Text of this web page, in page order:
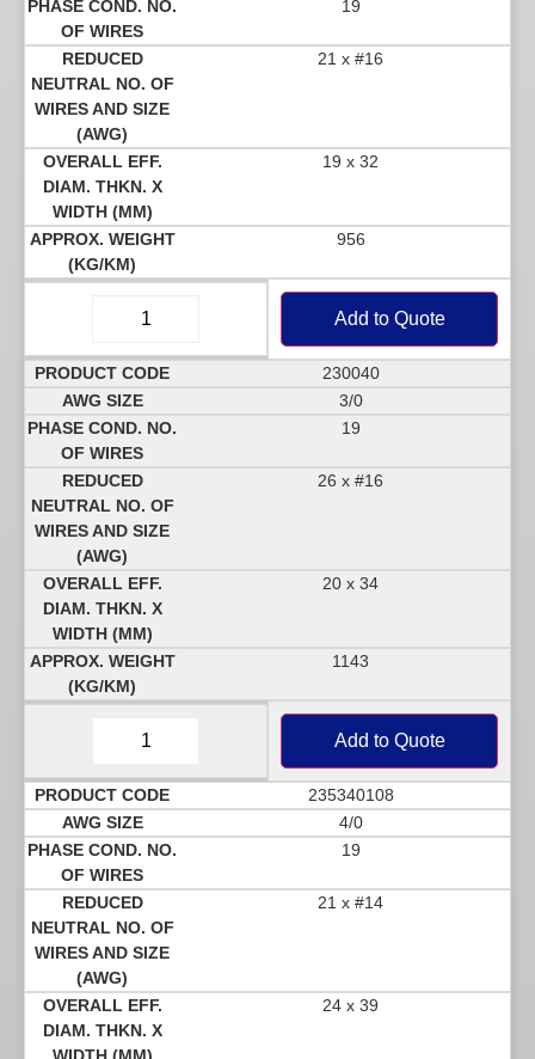
19
21 x #16
19 x 32
956
Add to Quote
230040
3/0
19
26 x #16
20 x 34
1143
Add to Quote
235340108
4/0
19
21 x #14
24 x 39